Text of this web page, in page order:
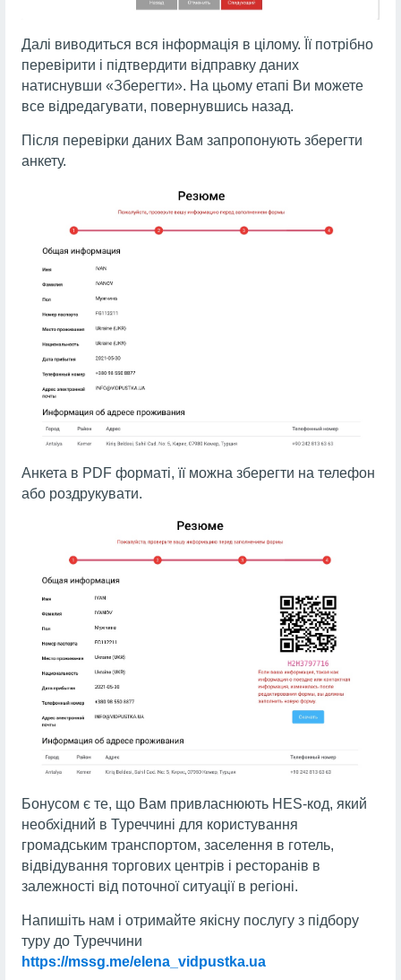
Далі виводиться вся інформація в цілому. Її потрібно
перевірити і підтвердити відправку даних
натиснувши «Зберегти». На цьому етапі Ви можете
все відредагувати, повернувшись назад.
Після перевірки даних Вам запропонують зберегти
анкету.
Анкета в PDF форматі, її можна зберегти на телефон
або роздрукувати.
Бонусом є те, що Вам привласнюють HES-код, який
необхідний в Туреччині для користування
громадським транспортом, заселення в готель,
відвідування торгових центрів і ресторанів в
залежності від поточної ситуації в регіоні.
Напишіть нам і отримайте якісну послугу з підбору
туру до Туреччини
https://mssg.me/elena_vidpustka.ua